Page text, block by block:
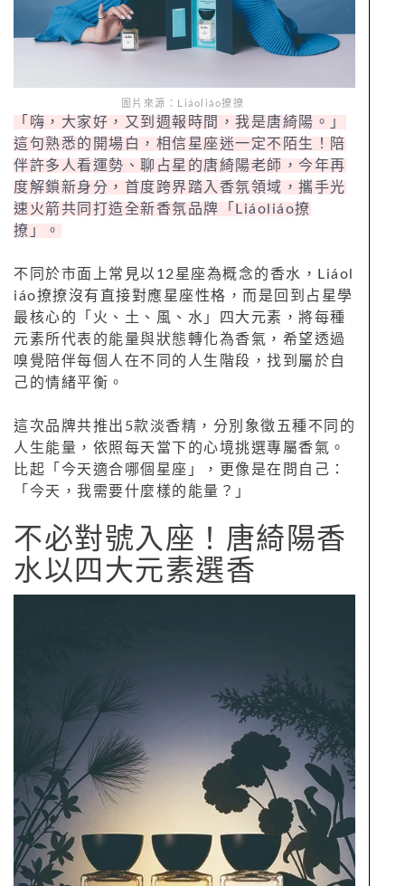
圖片來源：Liáoliáo撩撩
「嗨，大家好，又到週報時間，我是唐綺陽。」
這句熟悉的開場白，相信星座迷一定不陌生！陪
伴許多人看運勢、聊占星的唐綺陽老師，今年再
度解鎖新身分，首度跨界踏入香氛領域，攜手光
速火箭共同打造全新香氛品牌「Liáoliáo撩
撩」。
不同於市面上常見以12星座為概念的香水，Liáol
iáo撩撩沒有直接對應星座性格，而是回到占星學
最核心的「火、土、風、水」四大元素，將每種
元素所代表的能量與狀態轉化為香氣，希望透過
嗅覺陪伴每個人在不同的人生階段，找到屬於自
己的情緒平衡。
這次品牌共推出5款淡香精，分別象徵五種不同的
人生能量，依照每天當下的心境挑選專屬香氣。
比起「今天適合哪個星座」，更像是在問自己：
「今天，我需要什麼樣的能量？」
不必對號入座！唐綺陽香
水以四大元素選香